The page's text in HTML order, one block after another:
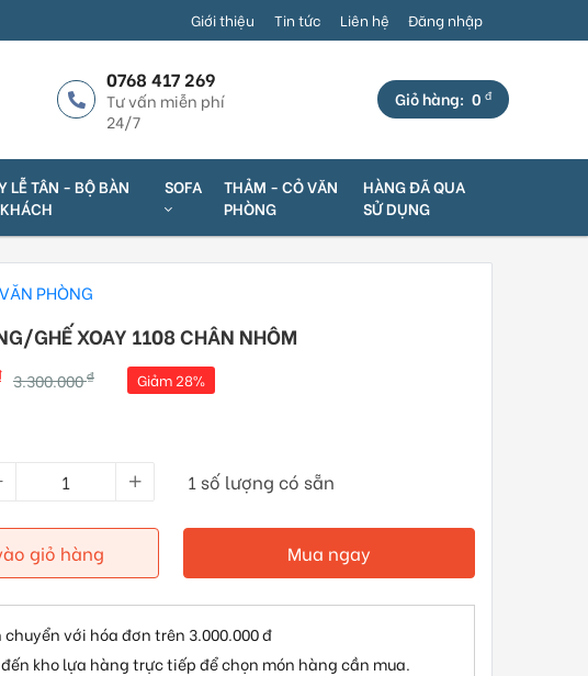
chỉ 1: Số 325 Võ Văn Kiệt, P. An Thới, Q. Bình Thủy, TP. Cần Thơ
Giới thiệu Tin tức Liên hệ Đăng nhập
0768 417 269
Tư vấn miễn phí
24/7
Giỏ hàng: 0 đ
LỄ TÂN - BỘ BÀN
SOFA
THẢM - CỎ VĂN
PHÒNG
HÀNG ĐÃ QUA
SỬ DỤNG
PHÒNG
GHẾ XOAY 1108 CHÂN NHÔM
3.300.000₫ Giảm 28%
1 số lượng có sẵn
giỏ hàng Mua ngay
với hóa đơn trên 3.000.000 đ
kho lựa hàng trực tiếp để chọn món hàng cần mua.